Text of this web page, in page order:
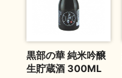
黒部の華 純米吟醸
生貯蔵酒 300ML